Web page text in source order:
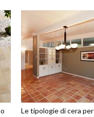
Le tipologie di cera per